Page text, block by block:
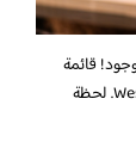
قائمة
متنوعة للغاية. في الطابق 61 مع إطلالة رائعة على خليج Westbay. لحظة